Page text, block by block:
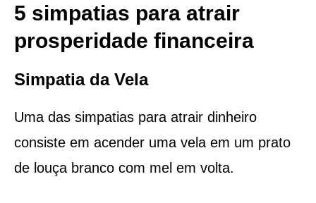
5 simpatias para atrair
prosperidade financeira
Simpatia da Vela
Uma das simpatias para atrair dinheiro
consiste em acender uma vela em um prato
de louça branco com mel em volta.